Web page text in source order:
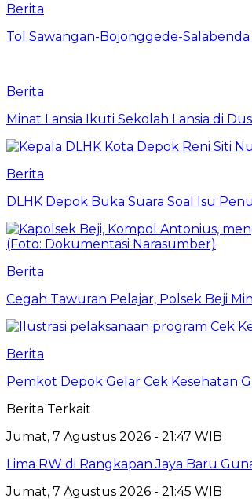
Berita
Tol Sawangan-Bojonggede-
Berita
Minat Lansia Ikuti Sekolah Lansia di
Berita
DLHK Depok Buka Suara Soal Isu
Berita
Cegah Tawuran Pelajar, Polsek Beji
Berita
Pemkot Depok Gelar Cek Kesehatan
Berita Terkait
Jumat, 7 Agustus 2026 - 21:47 WIB
Lima RW di Rangkapan Jaya Baru
Jumat, 7 Agustus 2026 - 21:45 WIB